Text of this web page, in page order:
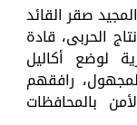
صقر القائد
الحربى، قادة
لوضع أكاليل
رافقهم
بالمحافظات